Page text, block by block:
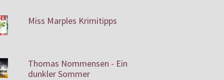
Miss Marples Krimitipps
Thomas Nommensen - Ein
dunkler Sommer